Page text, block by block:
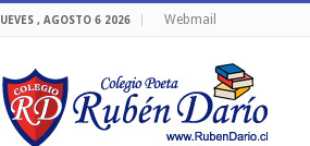
JUEVES , AGOSTO 6 2026 Webmail